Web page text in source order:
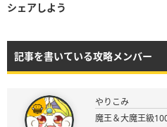
シェアしよう
記事を書いている攻略メンバー
やりこみ
魔王＆大魔王級